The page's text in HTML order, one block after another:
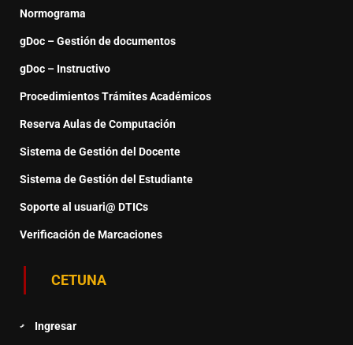
Normograma
gDoc – Gestión de documentos
gDoc – Instructivo
Procedimientos Trámites Académicos
Reserva Aulas de Computación
Sistema de Gestión del Docente
Sistema de Gestión del Estudiante
Soporte al usuari@ DTICs
Verificación de Marcaciones
CETUNA
Ingresar